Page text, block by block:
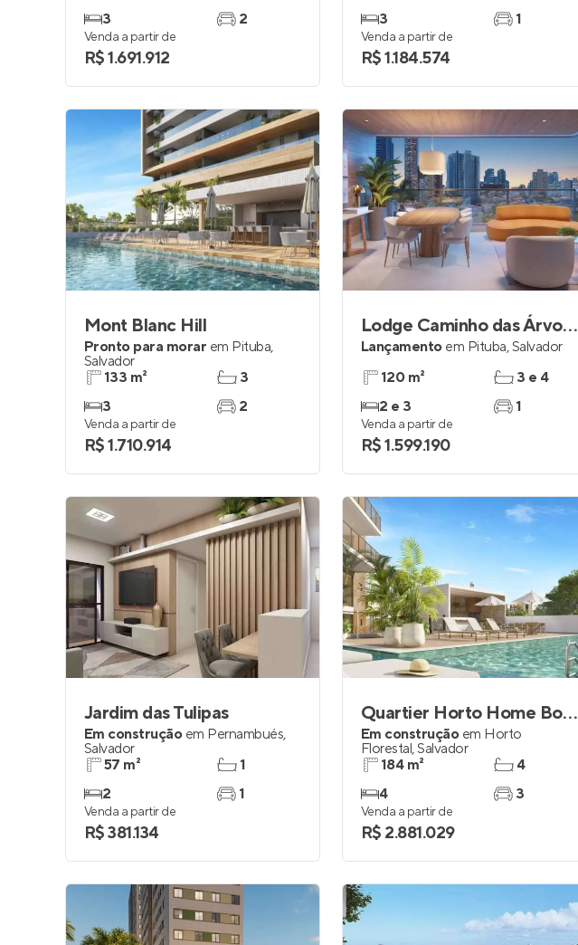
3
2
Venda a partir de
R$ 1.691.912
3
1
Venda a partir de
R$ 1.184.574
Mont Blanc Hill
Pronto para morar em Pituba,
Salvador
133 m²
3
3
2
Venda a partir de
R$ 1.710.914
Lodge Caminho das Árvores
Lançamento em Pituba,Salvador
120 m²
2 e 3
3 e 4
1
Venda a partir de
R$ 1.599.190
Jardim das Tulipas
Em construção em Pernambués,
Salvador
57 m²
2
1
1
Venda a partir de
R$ 381.134
Quartier Horto Home Boutique
Em construção em Horto
Florestal,Salvador
184 m²
4
4
3
Venda a partir de
R$ 2.881.029